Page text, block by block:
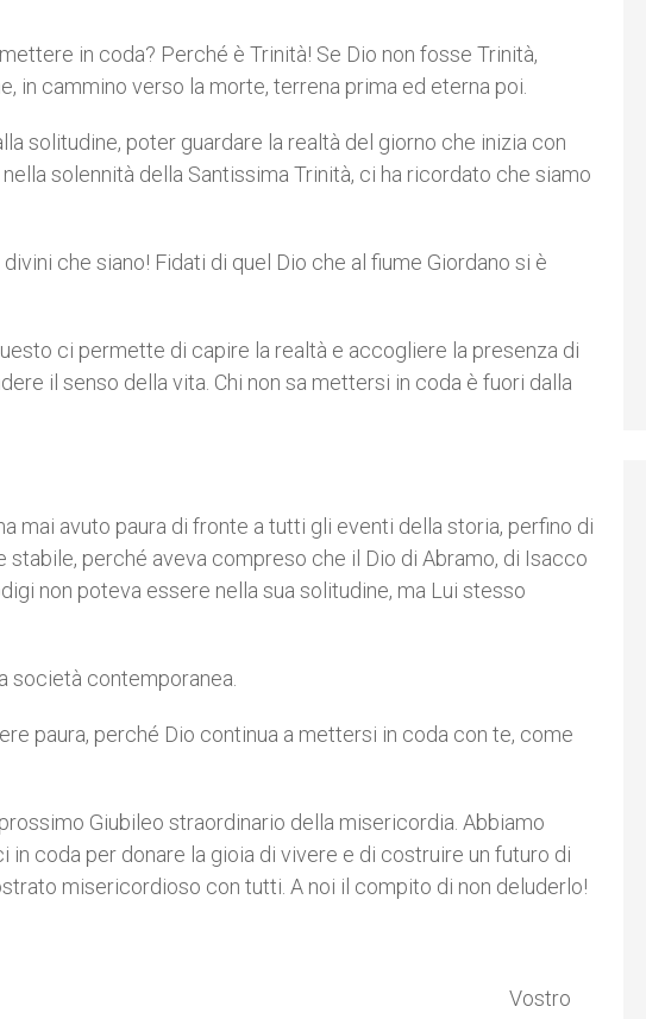
in coda? Perché è Trinità! Se Dio non fosse Trinità,
in cammino verso la morte, terrena prima ed eterna poi.
solitudine, poter guardare la realtà del giorno che inizia con
solennità della Santissima Trinità, ci ha ricordato che siamo
che siano! Fidati di quel Dio che al fiume Giordano si è
ci permette di capire la realtà e accogliere la presenza di
il senso della vita. Chi non sa mettersi in coda è fuori dalla
mai avuto paura di fronte a tutti gli eventi della storia, perfino di
perché aveva compreso che il Dio di Abramo, di Isacco
non poteva essere nella sua solitudine, ma Lui stesso
società contemporanea.
paura, perché Dio continua a mettersi in coda con te, come
Giubileo straordinario della misericordia. Abbiamo
coda per donare la gioia di vivere e di costruire un futuro di
misericordioso con tutti. A noi il compito di non deluderlo!